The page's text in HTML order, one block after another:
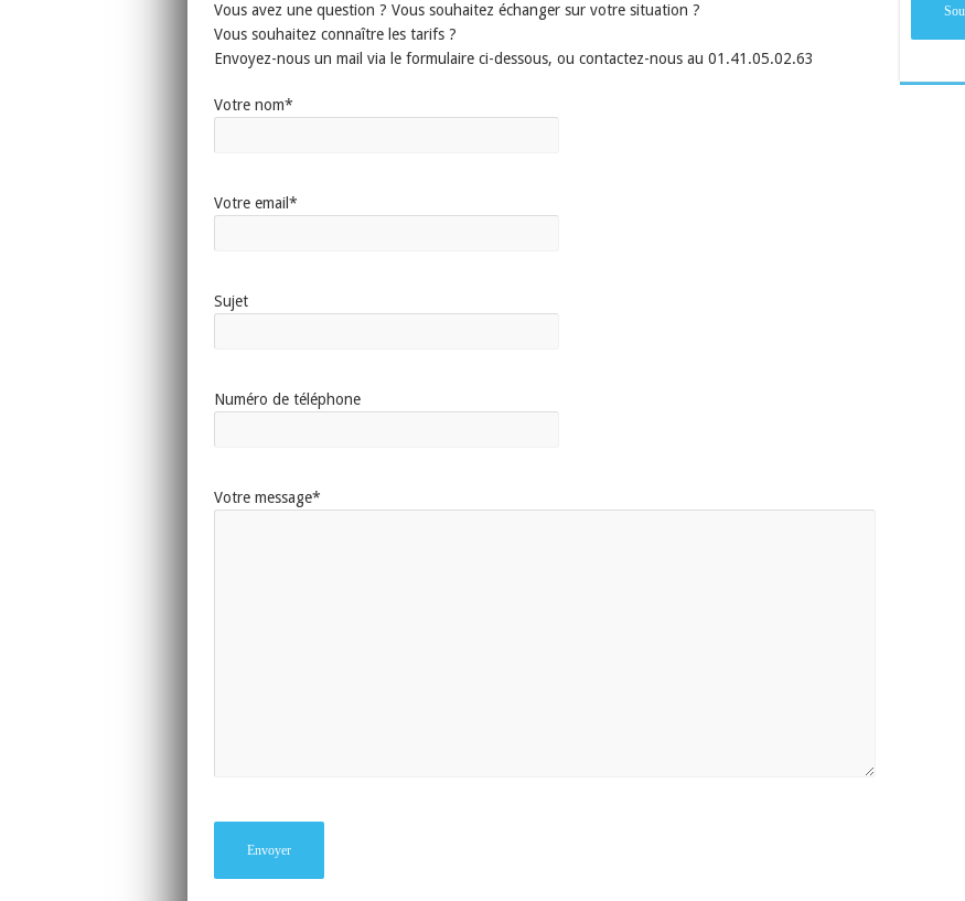
Vous avez une question ? Vous souhaitez échanger sur votre situation ?
Vous souhaitez connaître les tarifs ?
Envoyez-nous un mail via le formulaire ci-dessous, ou contactez-nous au 01.41.05.02.63
Votre nom*
Votre email*
Sujet
Numéro de téléphone
Votre message*